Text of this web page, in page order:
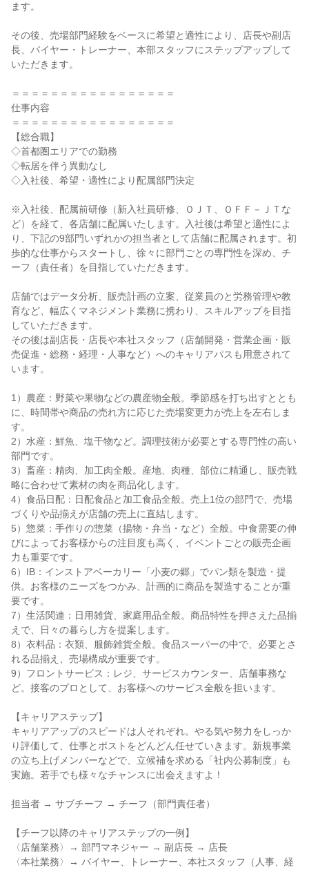
ます。
その後、売場部門経験をベースに希望と適性により、店長や副店
長、バイヤー・トレーナー、本部スタッフにステップアップして
いただきます。
＝＝＝＝＝＝＝＝＝＝＝＝＝＝＝＝＝
仕事内容
＝＝＝＝＝＝＝＝＝＝＝＝＝＝＝＝＝
【総合職】
◇首都圏エリアでの勤務
◇転居を伴う異動なし
◇入社後、希望・適性により配属部門決定
※入社後、配属前研修（新入社員研修、ＯＪＴ、ＯＦＦ－ＪＴな
ど）を経て、各店舗に配属いたします。入社後は希望と適性によ
り、下記の9部門いずれかの担当者として店舗に配属されます。初
歩的な仕事からスタートし、徐々に部門ごとの専門性を深め、チ
ーフ（責任者）を目指していただきます。
店舗ではデータ分析、販売計画の立案、従業員のと労務管理や教
育など、幅広くマネジメント業務に携わり、スキルアップを目指
していただきます。
その後は副店長・店長や本社スタッフ（店舗開発・営業企画・販
売促進・総務・経理・人事など）へのキャリアパスも用意されて
います。
1）農産：野菜や果物などの農産物全般。季節感を打ち出すととも
に、時間帯や商品の売れ方に応じた売場変更力が売上を左右しま
す。
2）水産：鮮魚、塩干物など。調理技術が必要とする専門性の高い
部門です。
3）畜産：精肉、加工肉全般。産地、肉種、部位に精通し、販売戦
略に合わせて素材の肉を商品化します。
4）食品日配：日配食品と加工食品全般。売上1位の部門で、売場
づくりや品揃えが店舗の売上に直結します。
5）惣菜：手作りの惣菜（揚物・弁当・など）全般。中食需要の伸
びによってお客様からの注目度も高く、イベントごとの販売企画
力も重要です。
6）IB：インストアベーカリー「小麦の郷」でパン類を製造・提
供。お客様のニーズをつかみ、計画的に商品を製造することが重
要です。
7）生活関連：日用雑貨、家庭用品全般。商品特性を押さえた品揃
えで、日々の暮らし方を提案します。
8）衣料品：衣類、服飾雑貨全般。食品スーパーの中で、必要とさ
れる品揃え、売場構成が重要です。
9）フロントサービス：レジ、サービスカウンター、店舗事務な
ど。接客のプロとして、お客様へのサービス全般を担います。
【キャリアステップ】
キャリアアップのスピードは人それぞれ。やる気や努力をしっか
り評価して、仕事とポストをどんどん任せていきます。新規事業
の立ち上げメンバーなどで、立候補を求める「社内公募制度」も
実施。若手でも様々なチャンスに出会えますよ！
担当者 → サブチーフ → チーフ（部門責任者）
【チーフ以降のキャリアステップの一例】
〈店舗業務〉→ 部門マネジャー → 副店長 → 店長
〈本社業務〉→ バイヤー、トレーナー、本社スタッフ（人事、経